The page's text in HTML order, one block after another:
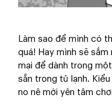
Làm sao để mình có
quá! Hay mình sẽ
mại để dành trong
sẵn trong tủ lạnh.
no nê mới yên tâm